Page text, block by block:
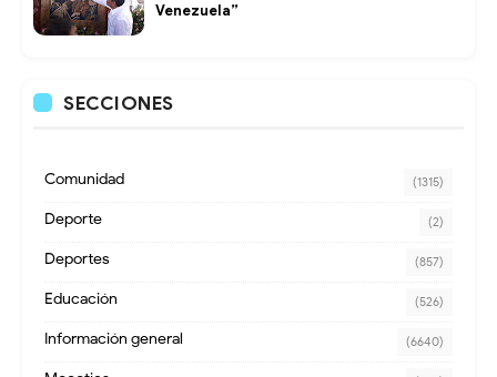
Venezuela”
SECCIONES
Comunidad (1315)
Deporte (2)
Deportes (857)
Educación (526)
Información general (6640)